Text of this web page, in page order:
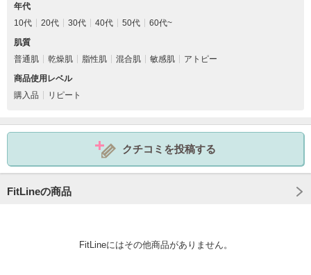
年代
10代
20代 30代 40代 50代
60代~
肌質
普通肌
乾燥肌 脂性肌 混合肌 敏感肌
アトピー
商品使用レベル
購入品
リピート
クチコミを投稿する
FitLineの商品
FitLineにはその他商品がありません。